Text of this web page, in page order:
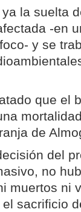
la suelta
-en
y se
que el
de
del
no
muertos ni
sacrificio